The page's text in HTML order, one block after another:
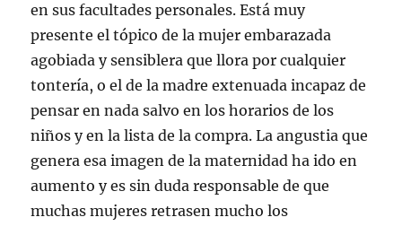
en sus facultades personales. Está muy
presente el tópico de la mujer embarazada
agobiada y sensiblera que llora por cualquier
tontería, o el de la madre extenuada incapaz de
pensar en nada salvo en los horarios de los
niños y en la lista de la compra. La angustia que
genera esa imagen de la maternidad ha ido en
aumento y es sin duda responsable de que
muchas mujeres retrasen mucho los